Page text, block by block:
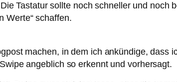
Tastatur sollte noch schneller und noch
Werte“ schaffen.
machen, in dem ich ankündige, dass
angeblich so erkennt und vorhersagt.